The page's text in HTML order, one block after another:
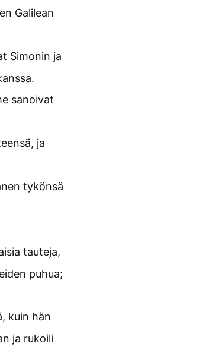
Galilean
Simonin ja
sanoivat
ja
tykönsä
tauteja,
puhua;
kuin hän
ja rukoili